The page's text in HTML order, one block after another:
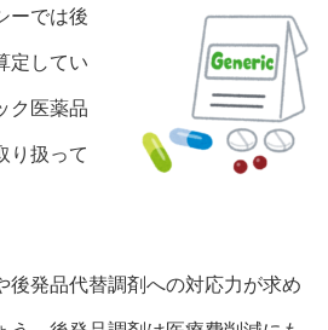
ーでは後
定してい
ク医薬品
り扱って
後発品代替調剤への対応力が求め